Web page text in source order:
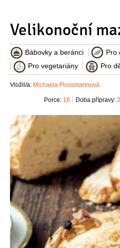
Velikonoční
Bábovky a beránci
Pro
Pro vegetariány
Pro
Vložil/a: Michaela Flossmannová
Doba přípravy:
Porce: 16